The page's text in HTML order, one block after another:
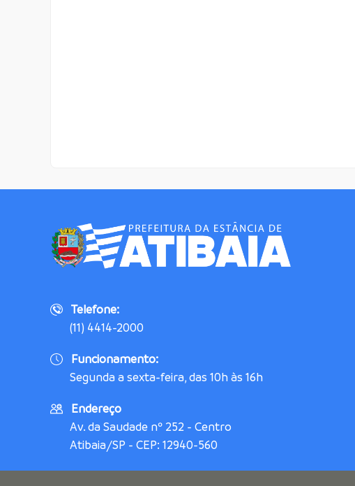
Telefone:
(11) 4414-2000
Funcionamento:
Segunda a sexta-feira, das 10h às 16h
Endereço
Av. da Saudade nº 252 - Centro
Atibaia/SP - CEP: 12940-560